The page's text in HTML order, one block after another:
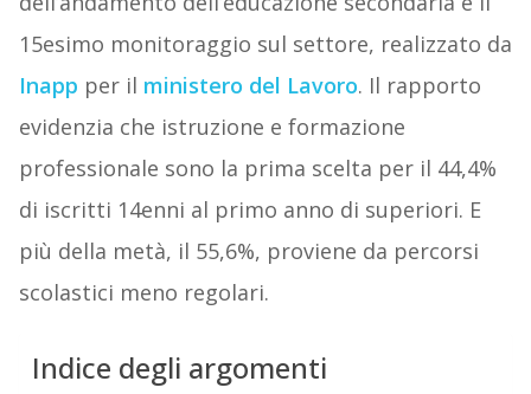
15esimo monitoraggio sul settore, realizzato da
Inapp per il ministero del Lavoro. Il rapporto
evidenzia che istruzione e formazione
professionale sono la prima scelta per il 44,4%
di iscritti 14enni al primo anno di superiori. E
più della metà, il 55,6%, proviene da percorsi
scolastici meno regolari.
Indice degli argomenti